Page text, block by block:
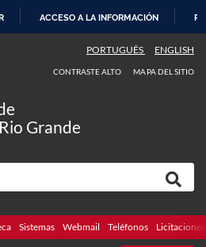
CONTENIDO
ACCESO A LA INFORMACIÓN
PORTUGUÊS ENGLISH
CONTRASTE ALTO MAPA DEL SITIO
Grande
Sistemas Webmail Teléfonos Licitaciones